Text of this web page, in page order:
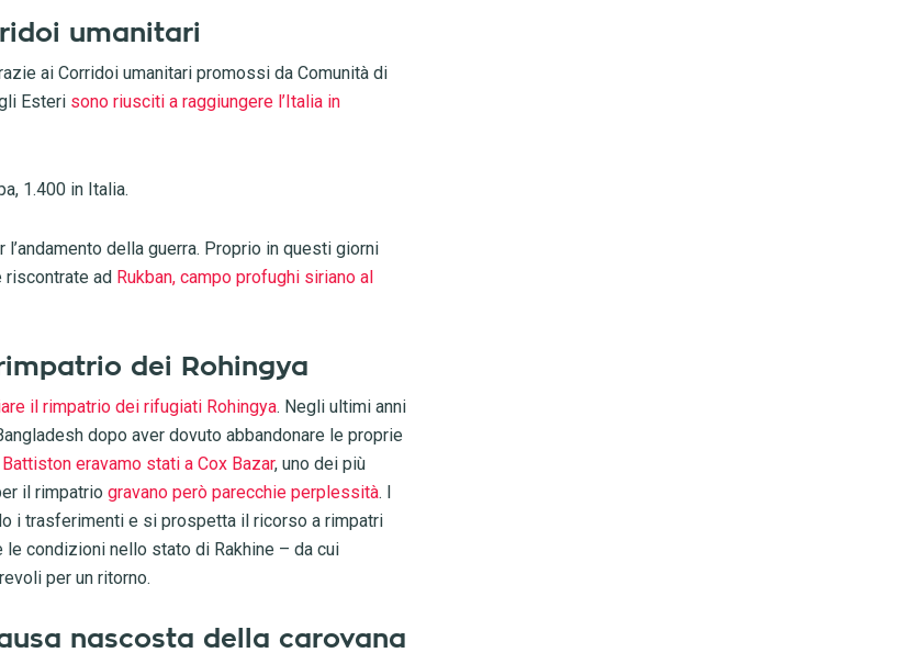
umanitari
ai Corridoi umanitari promossi da Comunità di
Esteri sono riusciti a raggiungere l’Italia in
1.400 in Italia.
della guerra. Proprio in questi giorni
riscontrate ad Rukban, campo profughi siriano al
dei Rohingya
il rimpatrio dei rifugiati Rohingya. Negli ultimi anni
dopo aver dovuto abbandonare le proprie
eravamo stati a Cox Bazar, uno dei più
il rimpatrio gravano però parecchie perplessità. I
i trasferimenti e si prospetta il ricorso a rimpatri
condizioni nello stato di Rakhine – da cui
per un ritorno.
nascosta della carovana